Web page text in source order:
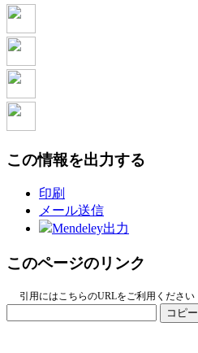
この情報を出力する
印刷
メール送信
Mendeley出力
このページのリンク
引用にはこちらのURLをご利用ください
コピー